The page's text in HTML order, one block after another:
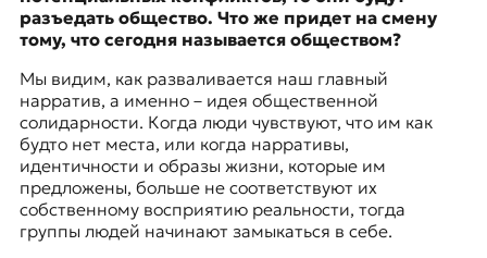
разъедать общество. Что же придет на смену
тому, что сегодня называется обществом?
Мы видим, как разваливается наш главный
нарратив, а именно – идея общественной
солидарности. Когда люди чувствуют, что им как
будто нет места, или когда нарративы,
идентичности и образы жизни, которые им
предложены, больше не соответствуют их
собственному восприятию реальности, тогда
группы людей начинают замыкаться в себе.